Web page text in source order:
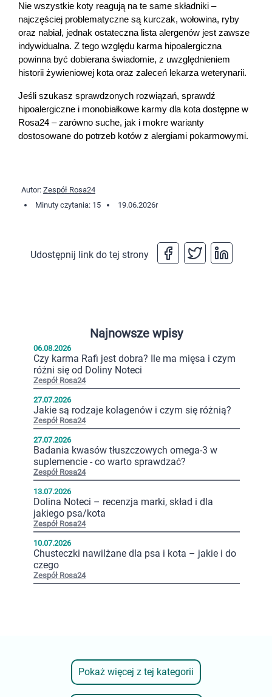
Nie wszystkie koty reagują na te same składniki –
najczęściej problematyczne są kurczak, wołowina, ryby
oraz nabiał, jednak ostateczna lista alergenów jest zawsze
indywidualna. Z tego względu karma hipoalergiczna
powinna być dobierana świadomie, z uwzględnieniem
historii żywieniowej kota oraz zaleceń lekarza weterynarii.
Jeśli szukasz sprawdzonych rozwiązań, sprawdź
hipoalergiczne i monobiałkowe karmy dla kota dostępne w
Rosa24 – zarówno suche, jak i mokre warianty
dostosowane do potrzeb kotów z alergiami pokarmowymi.
Autor: Zespół Rosa24
Minuty czytania: 15
19.06.2026r
Udostępnij link do tej strony
Najnowsze wpisy
06.08.2026
Czy karma Rafi jest dobra? Ile ma mięsa i czym
różni się od Doliny Noteci
Zespół Rosa24
27.07.2026
Jakie są rodzaje kolagenów i czym się różnią?
Zespół Rosa24
27.07.2026
Badania kwasów tłuszczowych omega-3 w
suplemencie - co warto sprawdzać?
Zespół Rosa24
13.07.2026
Dolina Noteci – recenzja marki, skład i dla
jakiego psa/kota
Zespół Rosa24
10.07.2026
Chusteczki nawilżane dla psa i kota – jakie i do
czego
Zespół Rosa24
Pokaż więcej z tej kategorii